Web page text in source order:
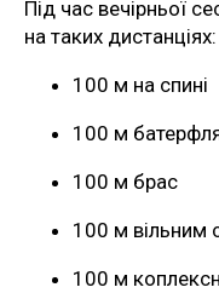
Під час вечірньої
на таких дистанціях:
100 м на спині
100 м
100 м брас
100 м вільним
100 м